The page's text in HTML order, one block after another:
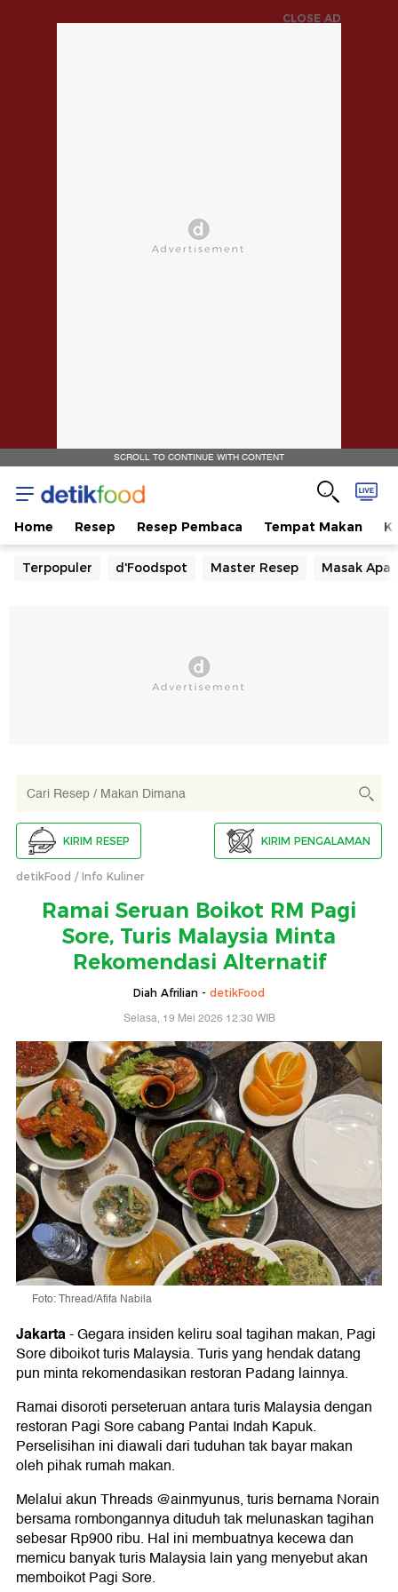
CLOSE AD
SCROLL TO CONTINUE WITH CONTENT
Home Resep Resep Pembaca Tempat Makan
Terpopuler d'Foodspot Master Resep Masak Apa
KIRIM RESEP KIRIM PENGALAMAN
detikFood Info Kuliner
Ramai Seruan Boikot RM Pagi
Sore, Turis Malaysia Minta
Rekomendasi Alternatif
Diah Afrilian - detikFood
Selasa, 19 Mei 2026 12:30 WIB
Foto: Thread/Afifa Nabila
Jakarta-Gegara insiden keliru soal tagihan makan, Pagi
Sore diboikot turis Malaysia. Turis yang hendak datang
pun minta rekomendasikan restoran Padang lainnya.
Ramai disoroti perseteruan antara turis Malaysia dengan
restoran Pagi Sore cabang Pantai Indah Kapuk.
Perselisihan ini diawali dari tuduhan tak bayar makan
oleh pihak rumah makan.
Melalui akun Threads @ainmyunus, turis bernama Norain
bersama rombongannya dituduh tak melunaskan tagihan
sebesar Rp900 ribu. Hal ini membuatnya kecewa dan
memicu banyak turis Malaysia lain yang menyebut akan
memboikot Pagi Sore.